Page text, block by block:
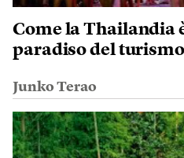
Come la Thailandia
paradiso del
Junko Terao